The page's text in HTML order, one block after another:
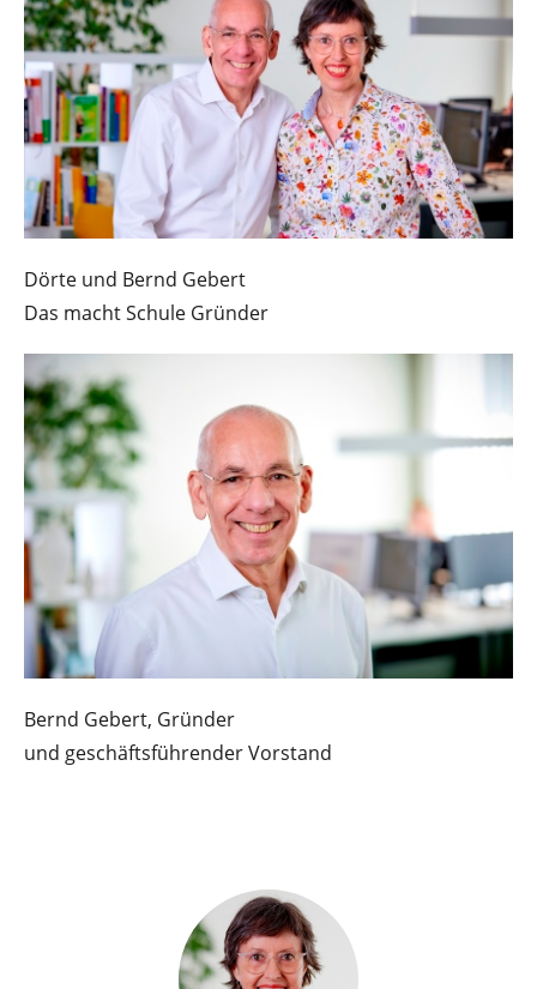
Dörte und Bernd Gebert
Das macht Schule Gründer
Bernd Gebert, Gründer
und geschäftsführender Vorstand